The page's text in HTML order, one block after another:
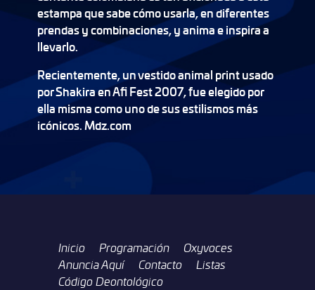
estampa que sabe cómo usarla, en diferentes
prendas y combinaciones, y anima e inspira a
llevarlo.
Recientemente, un vestido animal print usado
por Shakira en Afi Fest 2007, fue elegido por
ella misma como uno de sus estilismos más
icónicos. Mdz.com
Inicio Programación
Oxyvoces
Anuncia Aquí
Contacto
Listas
Código Deontológico